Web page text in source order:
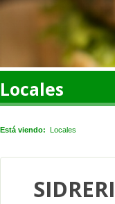
Locales
Está viendo: Locales